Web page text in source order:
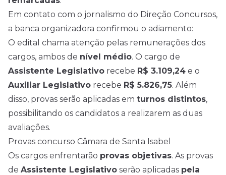
Em contato com o jornalismo do Direção Concursos,
a banca organizadora confirmou o adiamento:
O edital chama atenção pelas remunerações dos
cargos, ambos de nível médio. O cargo de
Assistente Legislativo recebe R$ 3.109,24 e o
Auxiliar Legislativo recebe R$ 5.826,75. Além
disso, provas serão aplicadas em turnos distintos,
possibilitando os candidatos a realizarem as duas
avaliações.
Provas concurso Câmara de Santa Isabel
Os cargos enfrentarão provas objetivas. As provas
de Assistente Legislativo serão aplicadas pela